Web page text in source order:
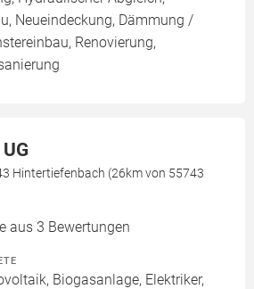
Neueindeckung, Dämmung /
Renovierung,
Hintertiefenbach (26km von 55743
aus 3 Bewertungen
Biogasanlage, Elektriker,